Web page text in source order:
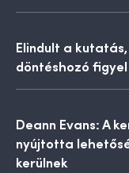
Elindult a
döntéshozó figyel
Deann Evans: A
nyújtotta
kerülnek